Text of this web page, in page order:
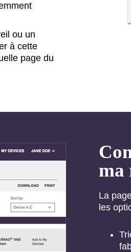
ou un
à cette
page du
ma
La
les